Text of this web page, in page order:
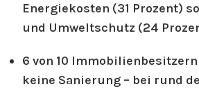
Energiekosten (31 Prozent)
und Umweltschutz (24
6 von 10
keine Sanierung – bei rund